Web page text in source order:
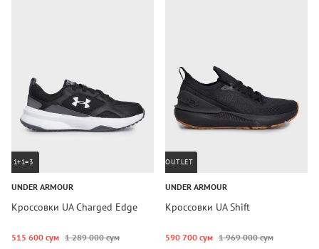
1+1=3
UNDER ARMOUR
Кроссовки UA Charged Edge
515 600 сум 1 289 000 сум
OUTLET
UNDER ARMOUR
Кроссовки UA Shift
590 700 сум 1 969 000 сум